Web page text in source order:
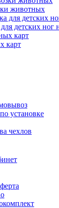
животных
детских ног
карт
установке
чехлов